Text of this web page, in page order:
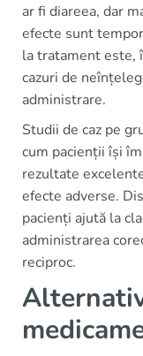
ar fi diareea, dar
efecte sunt
la tratament este,
cazuri de
administrare.
Studii de caz pe
cum pacienții își
rezultate
efecte adverse.
pacienți ajută la
administrarea
reciproc.